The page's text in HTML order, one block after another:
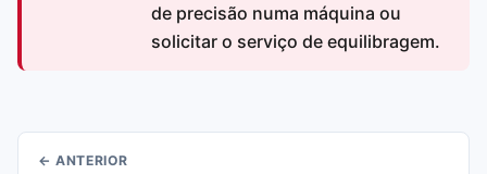
de precisão numa máquina ou
solicitar o serviço de equilibragem.
← ANTERIOR